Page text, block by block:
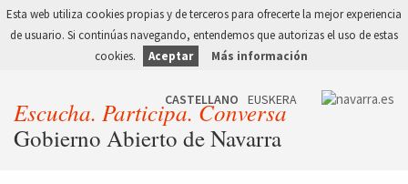
Esta web utiliza cookies propias y de terceros para ofrecerte la mejor experiencia
de usuario. Si continúas navegando, entendemos que autorizas el uso de estas
cookies.
Aceptar Más información
Escucha. Participa. Conversa
Gobierno Abierto de Navarra